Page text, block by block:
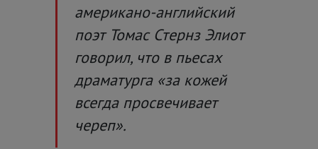
американо-английский
поэт Томас Стернз Элиот
говорил, что в пьесах
драматурга «за кожей
всегда просвечивает
череп».